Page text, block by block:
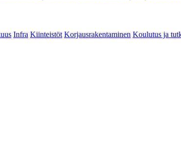
Infra Kiinteistöt Korjausrakentaminen Koulutus ja